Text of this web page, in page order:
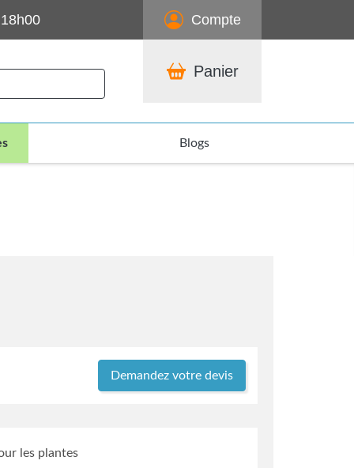
Compte
Panier
Blogs
Demandez votre devis
les plantes